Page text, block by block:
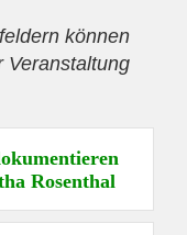
können
Veranstaltung
Rosenthal